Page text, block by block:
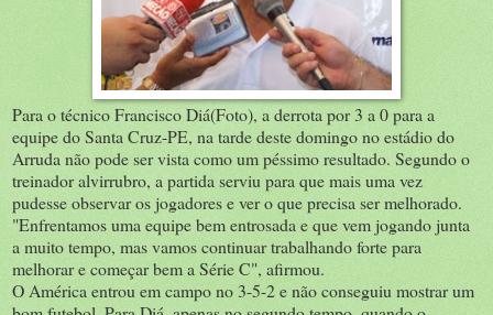
Para o técnico Francisco Diá(Foto), a derrota por 3 a 0 para a
equipe do Santa Cruz-PE, na tarde deste domingo no estádio do
Arruda não pode ser vista como um péssimo resultado. Segundo o
treinador alvirrubro, a partida serviu para que mais uma vez
pudesse observar os jogadores e ver o que precisa ser melhorado.
"Enfrentamos uma equipe bem entrosada e que vem jogando junta
a muito tempo, mas vamos continuar trabalhando forte para
melhorar e começar bem a Série C", afirmou.
O América entrou em campo no 3-5-2 e não conseguiu mostrar um